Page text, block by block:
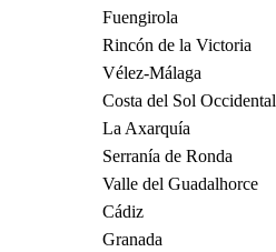
Fuengirola
Rincón de la Victoria
Vélez-Málaga
Costa del Sol Occidental
La Axarquía
Serranía de Ronda
Valle del Guadalhorce
Cádiz
Granada